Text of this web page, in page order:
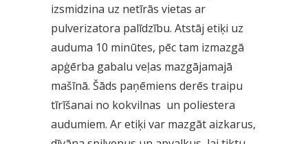
izsmidzina uz netīrās vietas ar
pulverizatora palīdzību. Atstāj etiķi uz
auduma 10 minūtes, pēc tam izmazgā
apģērba gabalu veļas mazgājamajā
mašīnā. Šāds paņēmiens derēs traipu
tīrīšanai no kokvilnas un poliestera
audumiem. Ar etiķi var mazgāt aizkarus,